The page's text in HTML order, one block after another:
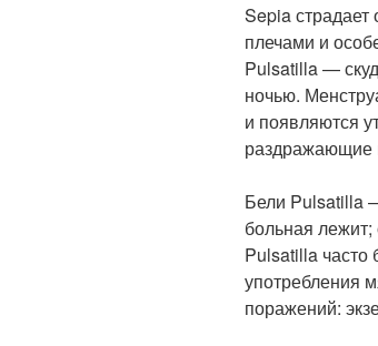
Sepia страдает
плечами и
Pulsatilla —
ночью.
и появляются
раздражающие
Бели Pulsatilla
больная
Pulsatilla часто
употребления
поражений: